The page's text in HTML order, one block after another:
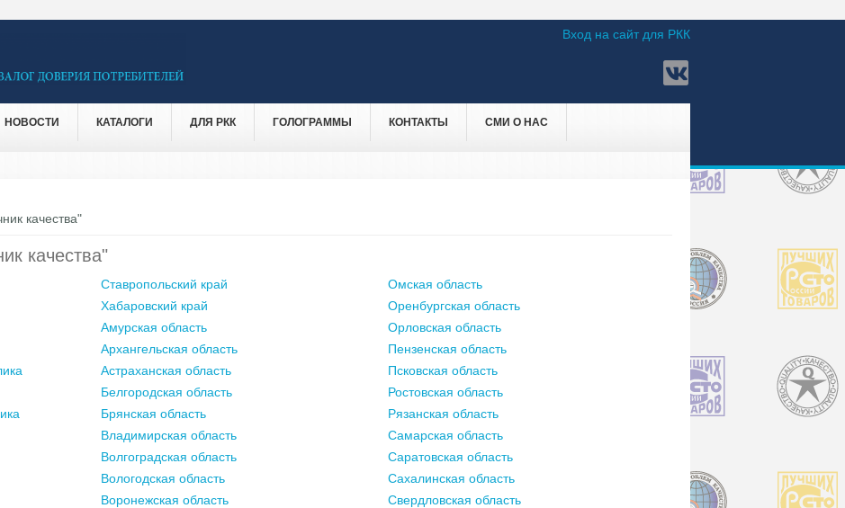
Вход на сайт для РКК
НОВОСТИ КАТАЛОГИ ДЛЯ РКК ГОЛОГРАММЫ КОНТАКТЫ СМИ О НАС
качества"
качества"
Ставропольский край
Омская область
Хабаровский край
Оренбургская область
Амурская область
Орловская область
Архангельская область
Пензенская область
Астраханская область
Псковская область
Белгородская область
Ростовская область
Брянская область
Рязанская область
Владимирская область
Самарская область
Волгоградская область
Саратовская область
Вологодская область
Сахалинская область
Воронежская область
Свердловская область